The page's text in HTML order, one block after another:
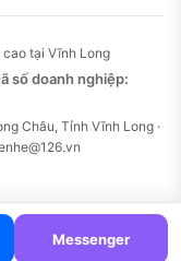
Messenger
tại Vĩnh Long
số doanh nghiệp:
Châu, Tỉnh Vĩnh Long ·